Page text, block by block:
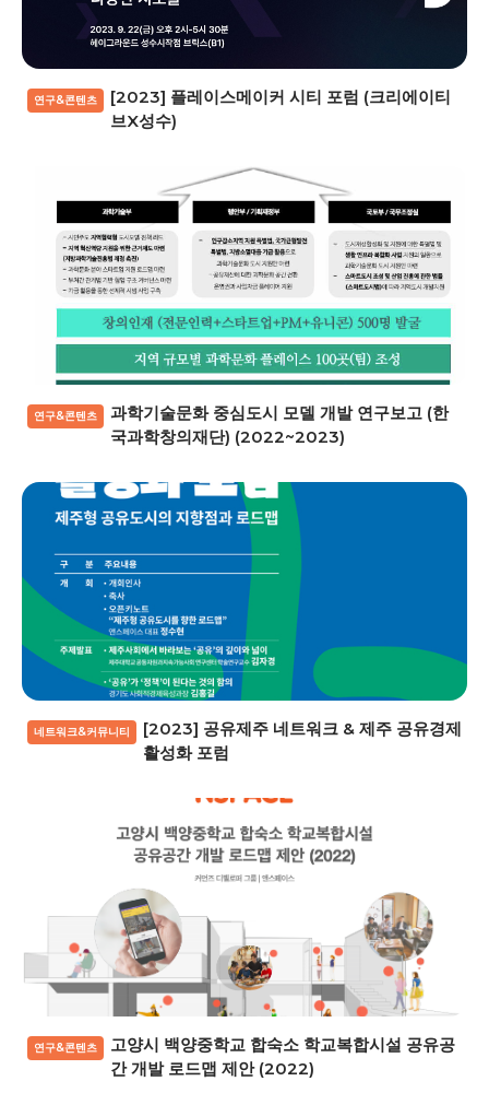
연구&콘텐츠
[2023] 플레이스메이커 시티 포럼 (크리에이티
브X성수)
연구&콘텐츠
과학기술문화 중심도시 모델 개발 연구보고 (한
국과학창의재단) (2022~2023)
네트워크&커뮤니티
[2023] 공유제주 네트워크 & 제주 공유경제
활성화 포럼
연구&콘텐츠
고양시 백양중학교 합숙소 학교복합시설 공유공
간 개발 로드맵 제안 (2022)